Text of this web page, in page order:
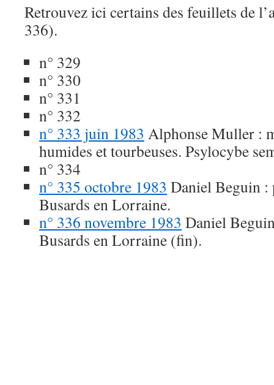
Retrouvez ici certains des feuillets de
336).
n° 329
n° 330
n° 331
n° 332
n° 333 juin 1983 Alphonse Muller :
humides et tourbeuses. Psylocybe
n° 334
n° 335 octobre 1983 Daniel Beguin :
Busards en Lorraine.
n° 336 novembre 1983 Daniel
Busards en Lorraine (fin).